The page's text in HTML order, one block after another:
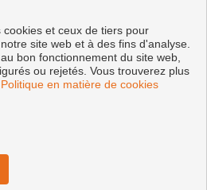
: 09:30 - 15:00 et 16:00 - 19:00
près
et ceux de tiers pour
site web et à des fins d'analyse.
bon fonctionnement du site web,
ou rejetés. Vous trouverez plus
Politique en matière de cookies